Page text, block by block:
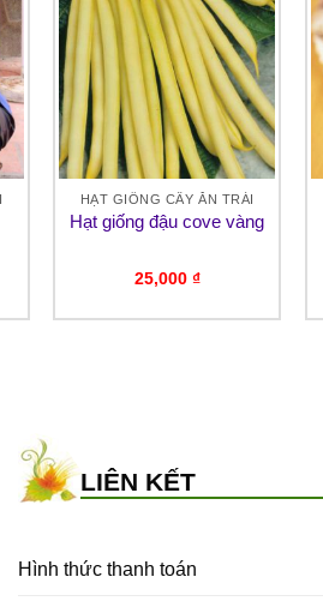
HẠT GIỐNG CÂY ĂN TRÁI
Hạt giống đậu cove vàng
25,000 ₫
LIÊN KẾT
Hình thức thanh toán